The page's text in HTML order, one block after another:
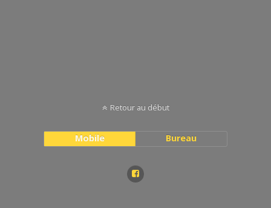
Retour au début
Mobile Bureau